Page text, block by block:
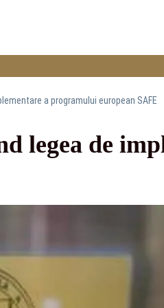
a programului european SAFE
legea de